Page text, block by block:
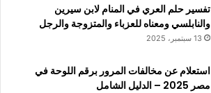
تفسير حلم العري في المنام لابن سيرين
والنابلسي ومعناه للعزباء والمتزوجة والرجل
13 سبتمبر، 2025
استعلام عن مخالفات المرور برقم اللوحة في
مصر 2025 – الدليل الشامل